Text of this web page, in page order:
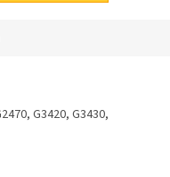
G3420, G3430,